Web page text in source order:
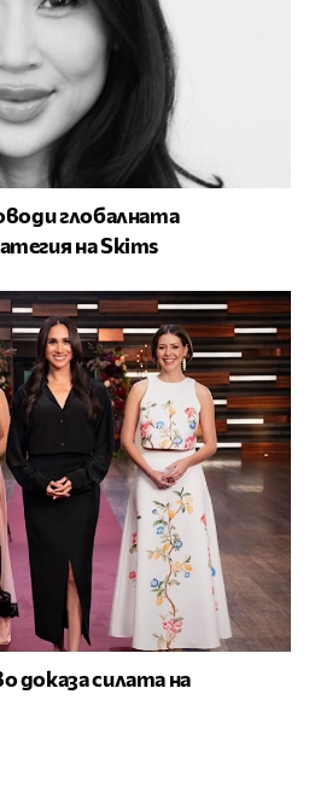
глобалната
на Skims
доказа силата на